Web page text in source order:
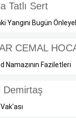
Tatlı Sert
Yangını Bugün
CEMAL
Namazının Faziletleri
Demirtaş